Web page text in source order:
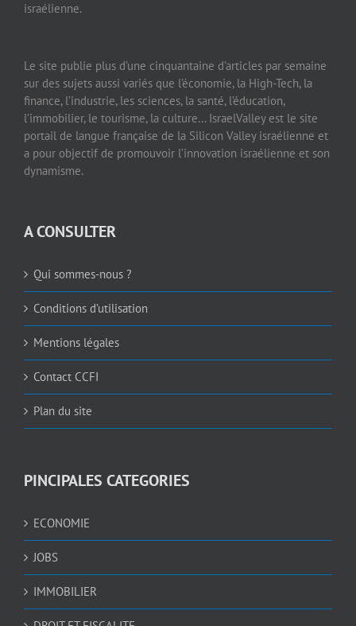
israélienne.
Le site publie plus d’une cinquantaine d’articles par semaine
sur des sujets aussi variés que l’économie, la High-Tech, la
finance, l’industrie, les sciences, la santé, l’éducation,
l’immobilier, le tourisme, la culture… IsraelValley est le site
portail de langue française de la Silicon Valley israélienne et
a pour objectif de promouvoir l’innovation israélienne et son
dynamisme.
A CONSULTER
Qui sommes-nous ?
Conditions d’utilisation
Mentions légales
Contact CCFI
Plan du site
PINCIPALES CATEGORIES
ECONOMIE
JOBS
IMMOBILIER